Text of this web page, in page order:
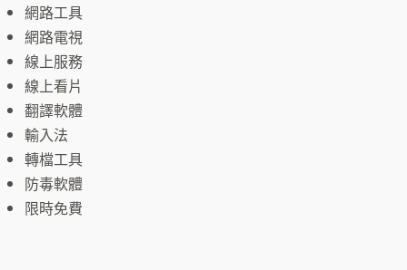
網路工具
網路電視
線上服務
線上看片
翻譯軟體
輸入法
轉檔工具
防毒軟體
限時免費